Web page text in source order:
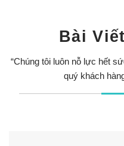
Bài
“Chúng tôi luôn nỗ lực hết
quý khách